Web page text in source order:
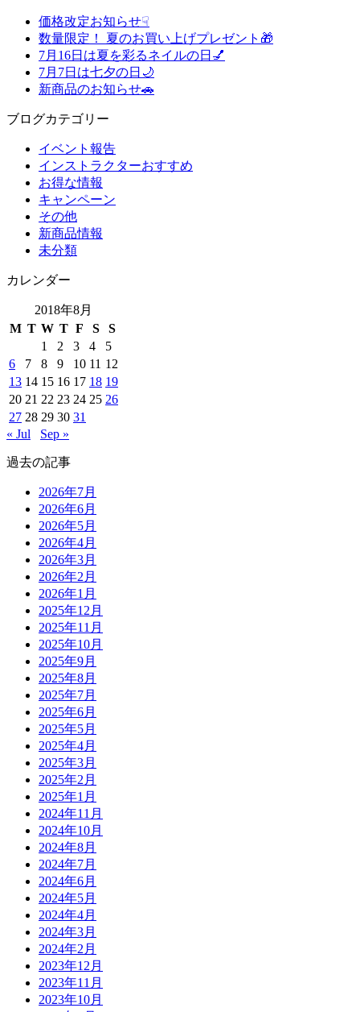
価格改定お知らせ☟
数量限定！ 夏のお買い上げプレゼント🎁
7月16日は夏を彩るネイルの日💅
7月7日は七夕の日🌙
新商品のお知らせ🚗
ブログカテゴリー
イベント報告
インストラクターおすすめ
お得な情報
キャンペーン
その他
新商品情報
未分類
カレンダー
2018年8月
M T W T F S
S
1
2 3 4
5
6
7 8 9 10 11 12
13 14 15 16 17 18 19
20 21 22 23 24 25 26
27 28 29 30 31
« Jul
Sep »
過去の記事
2026年7月
2026年6月
2026年5月
2026年4月
2026年3月
2026年2月
2026年1月
2025年12月
2025年11月
2025年10月
2025年9月
2025年8月
2025年7月
2025年6月
2025年5月
2025年4月
2025年3月
2025年2月
2025年1月
2024年11月
2024年10月
2024年8月
2024年7月
2024年6月
2024年5月
2024年4月
2024年3月
2024年2月
2023年12月
2023年11月
2023年10月